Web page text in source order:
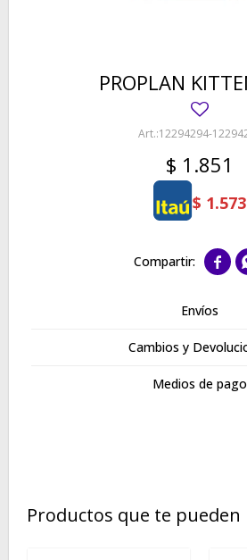
PROPLAN
12294294-
$ 1.851
$ 1.573

Envíos
Cambios y
Medios de pago
Productos que te